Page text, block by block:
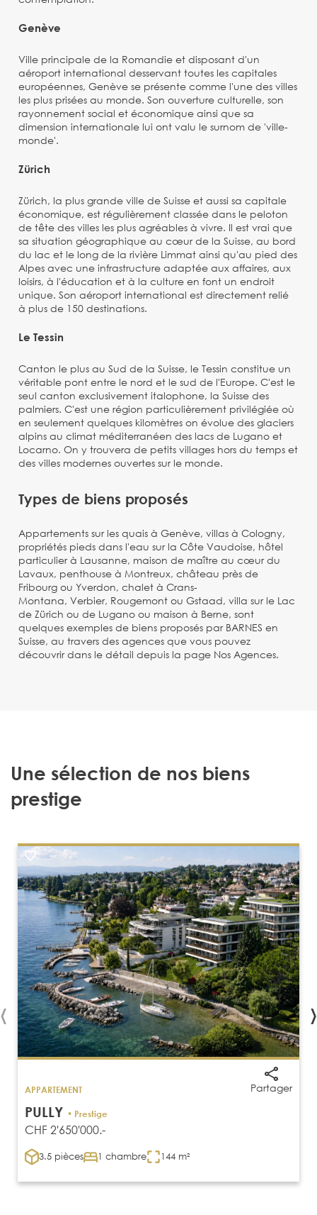
Genève
Ville principale de la Romandie et disposant d'un
aéroport international desservant toutes les capitales
européennes, Genève se présente comme l'une des villes
les plus prisées au monde. Son ouverture culturelle, son
rayonnement social et économique ainsi que sa
dimension internationale lui ont valu le surnom de 'ville-
monde'.
Zürich
Zürich, la plus grande ville de Suisse et aussi sa capitale
économique, est régulièrement classée dans le peloton
de tête des villes les plus agréables à vivre. Il est vrai que
sa situation géographique au cœur de la Suisse, au bord
du lac et le long de la rivière Limmat ainsi qu'au pied des
Alpes avec une infrastructure adaptée aux affaires, aux
loisirs, à l'éducation et à la culture en font un endroit
unique. Son aéroport international est directement relié
à plus de 150 destinations.
Le Tessin
Canton le plus au Sud de la Suisse, le Tessin constitue un
véritable pont entre le nord et le sud de l'Europe. C'est le
seul canton exclusivement italophone, la Suisse des
palmiers. C'est une région particulièrement privilégiée où
en seulement quelques kilomètres on évolue des glaciers
alpins au climat méditerranéen des lacs de Lugano et
Locarno. On y trouvera de petits villages hors du temps et
des villes modernes ouvertes sur le monde.
Types de biens proposés
Appartements sur les quais à Genève, villas à Cologny,
propriétés pieds dans l'eau sur la Côte Vaudoise, hôtel
particulier à Lausanne, maison de maître au cœur du
Lavaux, penthouse à Montreux, château près de
Fribourg ou Yverdon, chalet à Crans-
Montana, Verbier, Rougemont ou Gstaad, villa sur le Lac
de Zürich ou de Lugano ou maison à Berne, sont
quelques exemples de biens proposés par BARNES en
Suisse, au travers des agences que vous pouvez
découvrir dans le détail depuis la page Nos Agences.
Une sélection de nos biens
prestige
Partager
APPARTEMENT
PULLY • Prestige
CHF 2'650'000.-
3.5 pièces 1 chambre 144 m²
‹ ›